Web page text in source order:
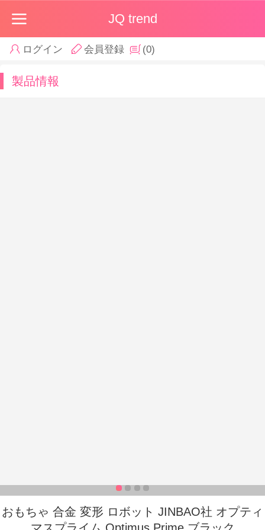
JQ trend
ログイン 会員登録 (0)
製品情報
おもちゃ 合金 変形 ロボット JINBAO社 オプティ